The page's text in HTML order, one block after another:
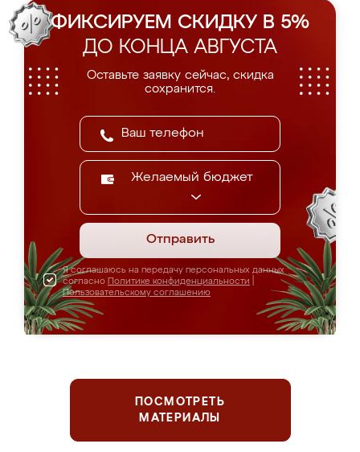
ФИКСИРУЕМ СКИДКУ В 5%
ДО КОНЦА АВГУСТА
Оставьте заявку сейчас, скидка
сохранится.
Желаемый бюджет
Отправить
Я соглашаюсь на передачу персональных данных
согласно Политике конфиденциальности
Пользовательскому соглашению
ПОСМОТРЕТЬ
МАТЕРИАЛЫ